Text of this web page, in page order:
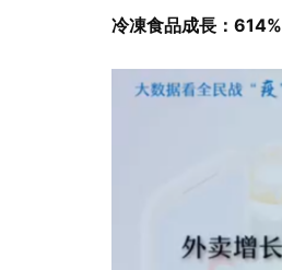
冷凍食品成長：614%